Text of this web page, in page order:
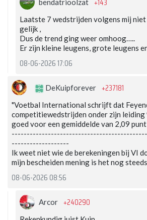
bendatrioolzat +143
Laatste 7 wedstrijden volgens mij
gelijk ,
Dus de trend ging weer omhoog…..
Er zijn kleine leugens, grote leugens
08-06-2026 17:06
DeKuipforever +237181
"Voetbal International schrijft dat
competitiewedstrijden onder zijn leiding
goed voor een gemiddelde van 2,09 punt
-------------------
Ik weet niet wie de berekeningen bij VI
mijn bescheiden mening is het nog
08-06-2026 08:56
Arcor +240290